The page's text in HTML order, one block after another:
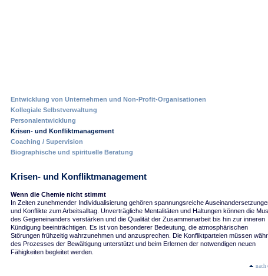
Entwicklung von Unternehmen und Non-Profit-Organisationen
Kollegiale Selbstverwaltung
Personalentwicklung
Krisen- und Konfliktmanagement
Coaching / Supervision
Biographische und spirituelle Beratung
Krisen- und Konfliktmanagement
Wenn die Chemie nicht stimmt
In Zeiten zunehmender Individualisierung gehören spannungsreiche
und Konflikte zum Arbeitsalltag. Unverträgliche Mentalitäten und Haltungen können die
des Gegeneinanders verstärken und die Qualität der Zusammenarbeit bis hin zur inneren
Kündigung beeinträchtigen. Es ist von besonderer Bedeutung, die atmosphärischen
Störungen frühzeitig wahrzunehmen und anzusprechen. Die Konfliktparteien müssen
des Prozesses der Bewältigung unterstützt und beim Erlernen der notwendigen neuen
Fähigkeiten begleitet werden.
nach